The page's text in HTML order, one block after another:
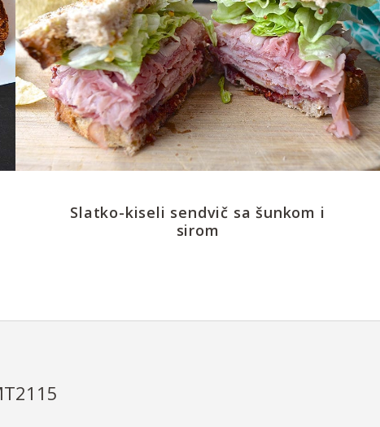
Slatko-kiseli sendvič sa šunkom i
sirom